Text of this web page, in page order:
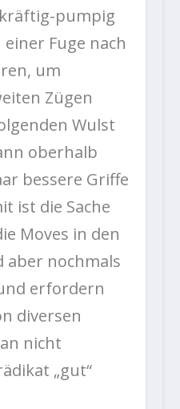
pumpig
Fuge nach
um
Zügen
Wulst
oberhalb
bessere Griffe
ist die Sache
Moves in den
aber nochmals
erfordern
diversen
nicht
„gut“